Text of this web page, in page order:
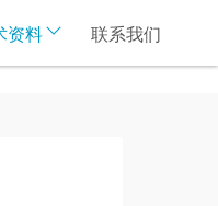
资料 联系我们